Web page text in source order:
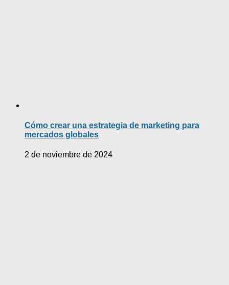
Cómo crear una estrategia de marketing para
mercados globales
2 de noviembre de 2024